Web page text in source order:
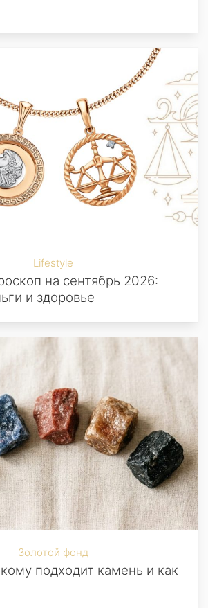
Lifestyle
на сентябрь 2026:
и здоровье
Золотой фонд
подходит камень и как